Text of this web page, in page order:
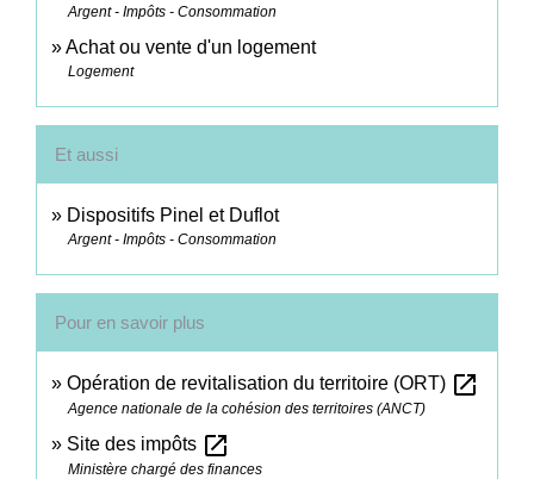
Argent - Impôts - Consommation
Achat ou vente d'un logement
Logement
Et aussi
Dispositifs Pinel et Duflot
Argent - Impôts - Consommation
Pour en savoir plus
Opération de revitalisation du territoire (ORT) open_in_new
Agence nationale de la cohésion des territoires (ANCT)
Site des impôts open_in_new
Ministère chargé des finances